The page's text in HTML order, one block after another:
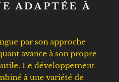
ADAPTÉE À
par son approche
avance à son propre
Le développement
à une variété de